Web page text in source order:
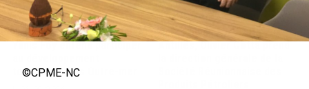
Avec VEENI, le Guadeloupéen
Yanis Foy entend participer
touristique des Outre-mer
Après 5 ans à la SARA aux
Antilles, Olivier Cotta prend
©CPME-NC